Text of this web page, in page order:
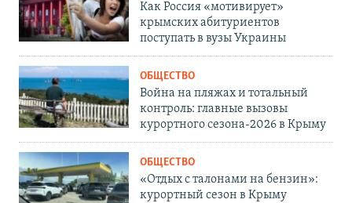
Как Россия «мотивирует»
крымских абитуриентов
поступать в вузы Украины
ОБЩЕСТВО
Война на пляжах и тотальный
контроль: главные вызовы
курортного сезона-2026 в Крыму
ОБЩЕСТВО
«Отдых с талонами на бензин»:
курортный сезон в Крыму